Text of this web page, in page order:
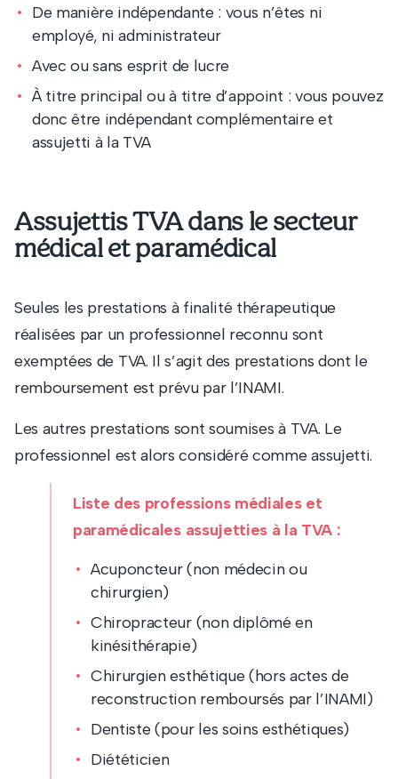
De manière indépendante : vous n’êtes ni
employé, ni administrateur
Avec ou sans esprit de lucre
À titre principal ou à titre d’appoint : vous pouvez
donc être indépendant complémentaire et
assujetti à la TVA
Assujettis TVA dans le secteur
médical et paramédical
Seules les prestations à finalité thérapeutique
réalisées par un professionnel reconnu sont
exemptées de TVA. Il s’agit des prestations dont le
remboursement est prévu par l’INAMI.
Les autres prestations sont soumises à TVA. Le
professionnel est alors considéré comme assujetti.
Liste des professions médiales et
paramédicales assujetties à la TVA :
Acuponcteur (non médecin ou
chirurgien)
Chiropracteur (non diplômé en
kinésithérapie)
Chirurgien esthétique (hors actes de
reconstruction remboursés par l’INAMI)
Dentiste (pour les soins esthétiques)
Diététicien